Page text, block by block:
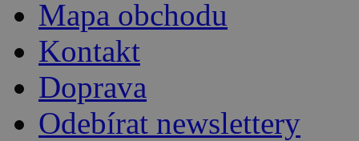
Mapa obchodu
Kontakt
Doprava
Odebírat newslettery